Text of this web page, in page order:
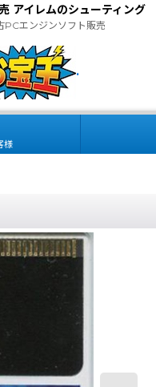
アイレムのシューティング
PCエンジンソフト販売
.
様